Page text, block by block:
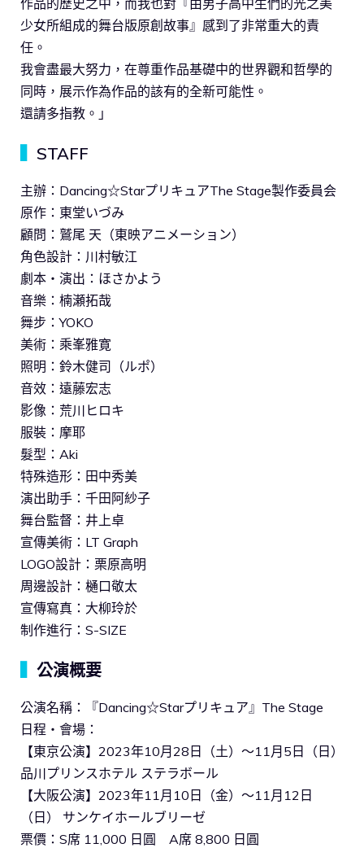
少女所組成的舞台版原創故事』感到了非常重大的責
任。
我會盡最大努力，在尊重作品基礎中的世界觀和哲學的
同時，展示作為作品的該有的全新可能性。
還請多指教。」
STAFF
主辦：Dancing☆StarプリキュアThe Stage製作委員会
原作：東堂いづみ
顧問：鷲尾 天（東映アニメーション）
角色設計：川村敏江
劇本・演出：ほさかよう
音樂：楠瀬拓哉
舞步：YOKO
美術：乘峯雅寛
照明：鈴木健司（ルポ）
音效：遠藤宏志
影像：荒川ヒロキ
服裝：摩耶
髮型：Aki
特殊造形：田中秀美
演出助手：千田阿紗子
舞台監督：井上卓
宣傳美術：LT Graph
LOGO設計：栗原高明
周邊設計：樋口敬太
宣傳寫真：大柳玲於
制作進行：S-SIZE
公演概要
公演名稱：『Dancing☆Starプリキュア』The Stage
日程・會場：
【東京公演】2023年10月28日（土）～11月5日（日）
品川プリンスホテル ステラボール
【大阪公演】2023年11月10日（金）～11月12日
（日） サンケイホールブリーゼ
票價：S席 11,000 日圓 A席 8,800 日圓